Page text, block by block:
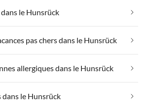
le Hunsrück
pas chers dans le Hunsrück
allergiques dans le Hunsrück
dans le Hunsrück